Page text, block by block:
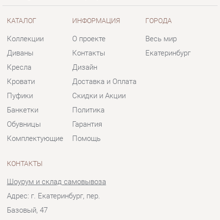
Кровати
Банкетки
Обувницы
Комплектующие
Доставка и Оплата
Политика
Гарантия
Помощь
КОНТАКТЫ
Шоурум и склад самовывоза
Адрес: г. Екатеринбург, пер.
Базовый, 47
Часы работы:
Пн - Пт:10:00 - 18:00 (GMT+5)
Отправить сообщение